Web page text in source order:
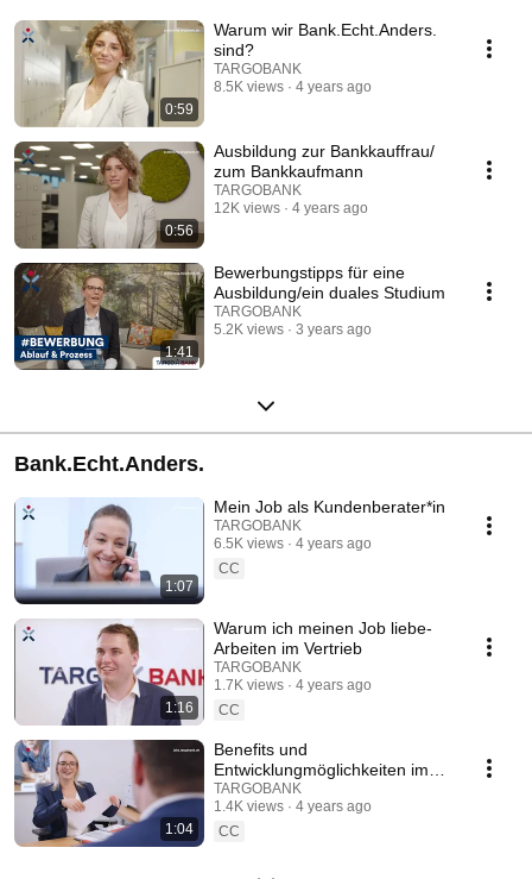
0:59
Warum wir Bank.Echt.Anders.
sind?
TARGOBANK
8.5K views
4 years ago
0:56
Ausbildung zur Bankkauffrau/
zum Bankkaufmann
TARGOBANK
12K views
4 years ago
1:41
Bewerbungstipps für eine
Ausbildung/ein duales Studium
TARGOBANK
5.2K views
3 years ago
Bank.Echt.Anders.
1:07
Mein Job als Kundenberater*in
TARGOBANK
6.5K views
4 years ago
CC
1:16
Warum ich meinen Job liebe-
Arbeiten im Vertrieb
TARGOBANK
1.7K views
4 years ago
CC
1:04
Benefits und
Entwicklungmöglichkeiten im
Vertrieb
TARGOBANK
1.4K views
4 years ago
CC